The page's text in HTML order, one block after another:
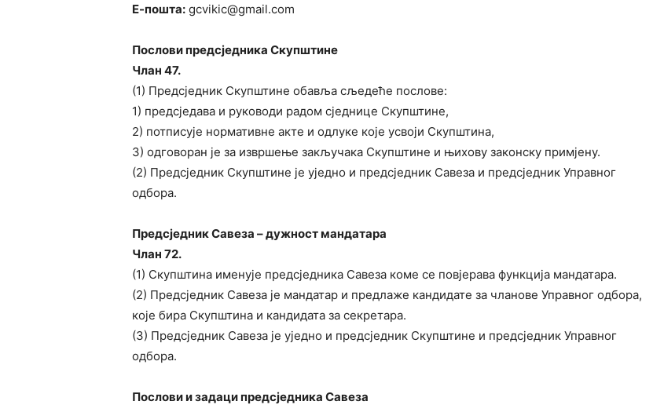
Е-пошта: gcvikic@gmail.com
Послови предсједника Скупштине
Члан 47.
(1) Предсједник Скупштине обавља сљедеће послове:
1) предсједава и руководи радом сједнице Скупштине,
2) потписује нормативне акте и одлуке које усвоји Скупштина,
3) одговоран је за извршење закључака Скупштине и њихову законску примјену.
(2) Предсједник Скупштине је уједно и предсједник Савеза и предсједник Управног
одбора.
Предсједник Савеза – дужност мандатара
Члан 72.
(1) Скупштина именује предсједника Савеза коме се повјерава функција мандатара.
(2) Предсједник Савеза је мандатар и предлаже кандидате за чланове Управног одбора,
које бира Скупштина и кандидата за секретара.
(3) Предсједник Савеза је уједно и предсједник Скупштине и предсједник Управног
одбора.
Послови и задаци предсједника Савеза